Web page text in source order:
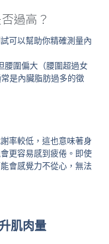
過高？
可以幫助你精確測量內
腰圍偏大（腰圍超過女
是內臟脂肪過多的徵
率較低，這也意味著身
更容易感到疲倦。即使
會感覺力不從心，無法
肌肉量